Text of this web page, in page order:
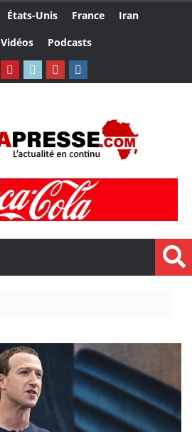
États-Unis France
Iran
Vidéos Podcasts
Bénin :